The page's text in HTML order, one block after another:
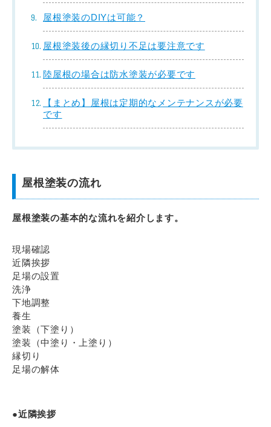
屋根塗装のDIYは可能？
屋根塗装後の縁切り不足は要注意です
陸屋根の場合は防水塗装が必要です
【まとめ】屋根は定期的なメンテナンスが必要
です
屋根塗装の流れ
屋根塗装の基本的な流れを紹介します。
現場確認
近隣挨拶
足場の設置
洗浄
下地調整
養生
塗装（下塗り）
塗装（中塗り・上塗り）
縁切り
足場の解体
●近隣挨拶